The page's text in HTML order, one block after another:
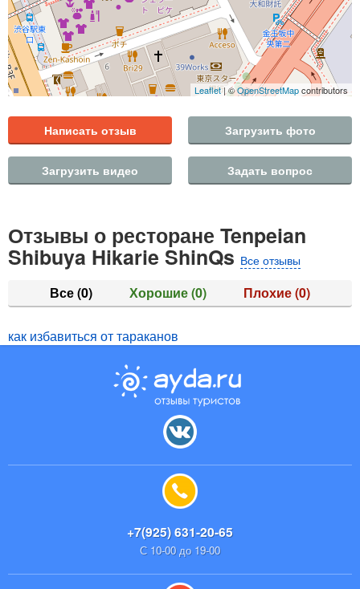
Leaflet| ©OpenStreetMapcontributors
Написать отзыв Загрузить фото
Загрузить видео Задать вопрос
Отзывы о ресторане Tenpeian
Shibuya Hikarie ShinQs Все отзывы
Все(0) Хорошие(0) Плохие(0)
как избавиться от тараканов
+7(925) 631-20-65
С 10-00 до 19-00